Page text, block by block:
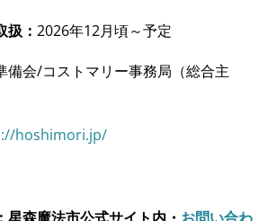
： 2026年12月頃～予定
備会/コストマリー事務局（総合主
hoshimori.jp/